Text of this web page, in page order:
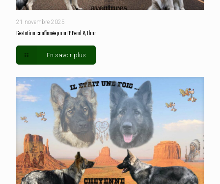
21 novembre 2025
Gestation confirmée pour O’Pearl & Thor
En savoir plus